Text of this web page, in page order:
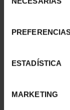
ESTADÍSTICA
MARKETING